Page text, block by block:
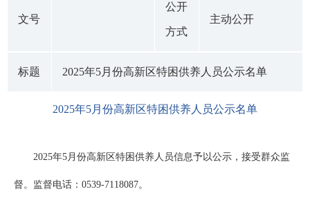
文号
公开
方式
主动公开
标题 2025年5月份高新区特困供养人员公示名单
2025年5月份高新区特困供养人员公示名单
2025年5月份高新区特困供养人员信息予以公示，接受群众监
督。监督电话：0539-7118087。